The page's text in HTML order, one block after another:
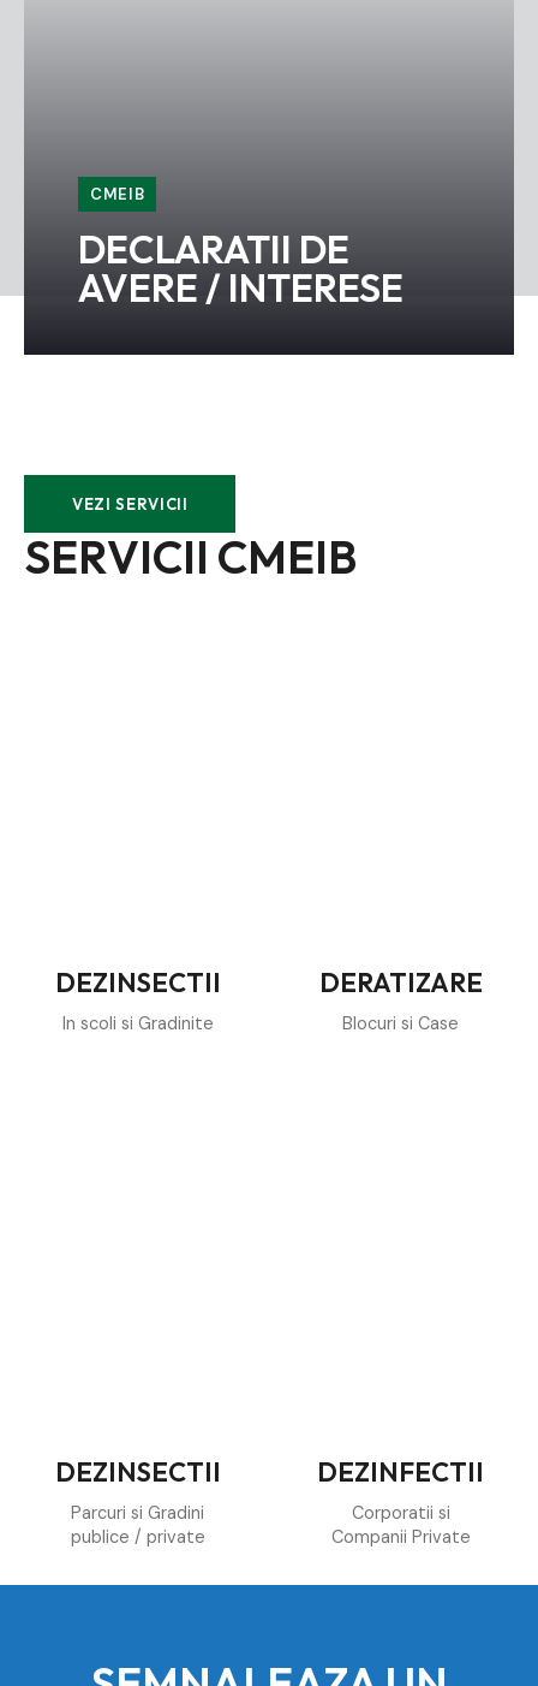
DECLARATII DE
AVERE / INTERESE
CMEIB
BULETIN
INFORMATIV
CMEIB
BUGET
CMEIB
DECLARATII DE
AVERE / INTERESE
VEZI SERVICII
SERVICII CMEIB
DEZINSECTII
In scoli si Gradinite
DERATIZARE
Blocuri si Case
DEZINSECTII
Parcuri si Gradini
publice / private
DEZINFECTII
Corporatii si
Companii Private